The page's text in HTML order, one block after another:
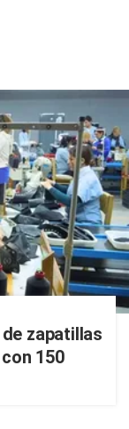
zapatillas
150